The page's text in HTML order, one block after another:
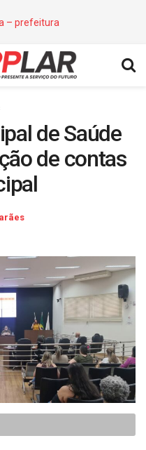
de Saúde
de contas